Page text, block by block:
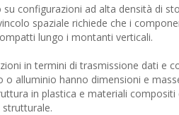
configurazioni ad alta densità di
spaziale richiede che i
lungo i montanti verticali.
in termini di trasmissione dati e
alluminio hanno dimensioni e
in plastica e materiali
strutturale.